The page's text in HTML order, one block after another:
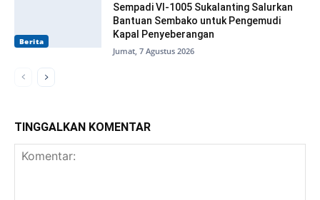
Berita
Sempadi VI-1005 Sukalanting Salurkan
Bantuan Sembako untuk Pengemudi
Kapal Penyeberangan
Jumat, 7 Agustus 2026
TINGGALKAN KOMENTAR